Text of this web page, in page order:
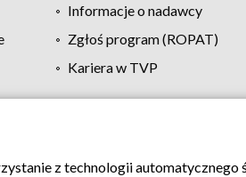
Informacje o nadawcy
Zgłoś program (ROPAT)
Kariera w TVP
Moje zgody
z technologii